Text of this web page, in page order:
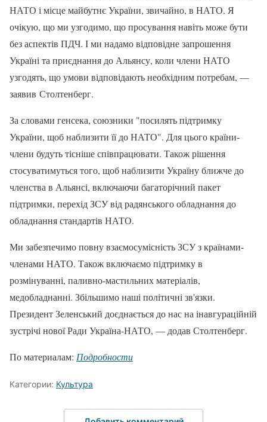
НАТО і місце майбутнє України, звичайно, в НАТО. Я
очікую, що ми узгодимо, що просування навіть може бути
без аспектів ПДЧ. І ми надамо відповідне запрошення
Україні та приєднання до Альянсу, коли члени НАТО
узгодять, що умови відповідають необхідним потребам, —
заявив Столтенберг.
За словами генсека, союзники "посилять підтримку
України, щоб наблизити її до НАТО". Для цього країни-
члени будуть тісніше співпрацювати. Також рішення
стосуватимуться того, щоб наблизити Україну ближче до
членства в Альянсі, включаючи багаторічний пакет
підтримки, перехід ЗСУ від радянського обладнання до
обладнання стандартів НАТО.
Ми забезпечимо повну взаємосумісність ЗСУ з країнами-
членами НАТО. Також включаємо підтримку в
розмінуванні, паливно-мастильних матеріалів,
медобладнанні. Збільшимо наші політичні зв'язки.
Президент Зеленський доєднається до нас на інавгураційній
зустрічі нової Ради Україна-НАТО, — додав Столтенберг.
По материалам: Подробности
Категории: Культура